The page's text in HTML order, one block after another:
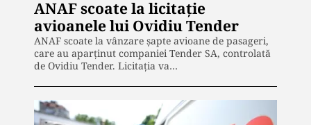
ANAF scoate la licitație
avioanele lui Ovidiu Tender
ANAF scoate la vânzare șapte avioane de pasageri,
care au aparţinut companiei Tender SA, controlată
de Ovidiu Tender. Licitația va…